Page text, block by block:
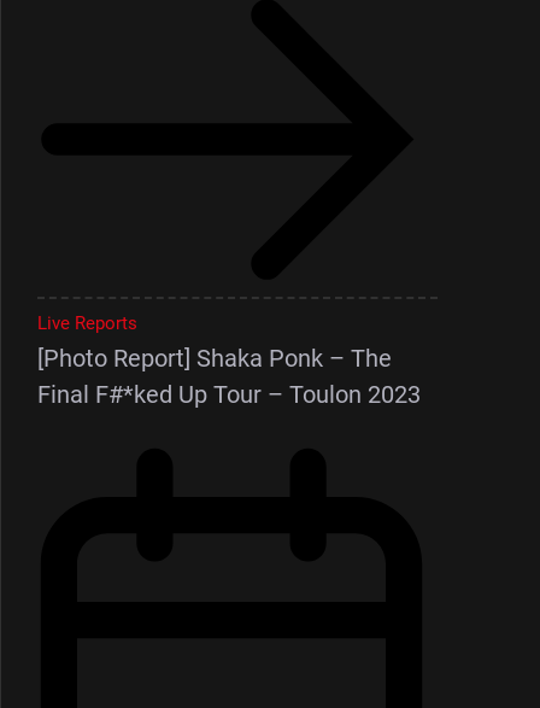
Live Reports
[Photo Report] Shaka Ponk – The
Final F#*ked Up Tour – Toulon 2023